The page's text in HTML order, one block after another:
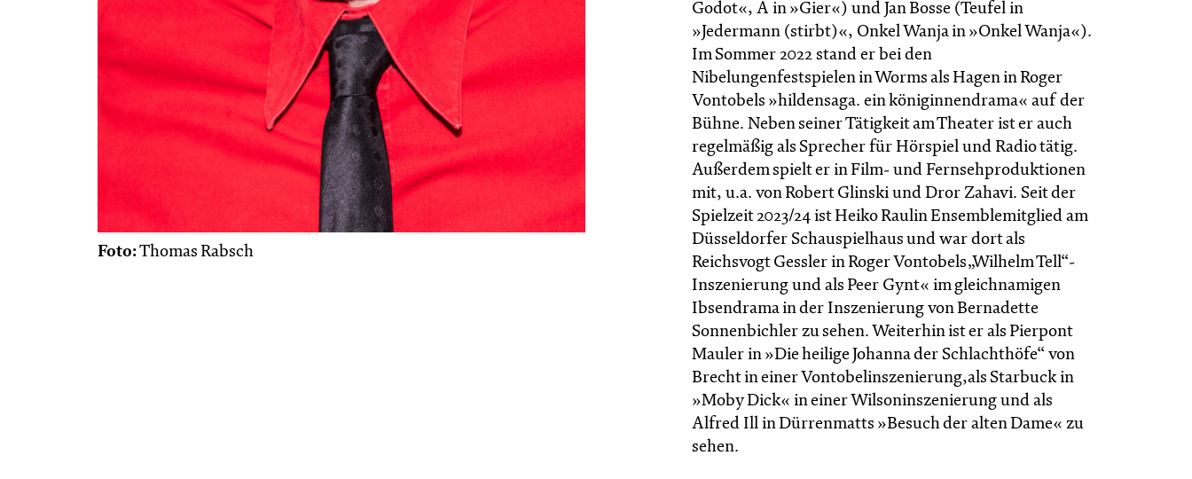
Foto:Thomas Rabsch
Godot«, A in »Gier«) und Jan Bosse (Teufel in
»Jedermann (stirbt)«, Onkel Wanja in »Onkel Wanja«).
Im Sommer 2022 stand er bei den
Nibelungenfestspielen in Worms als Hagen in Roger
Vontobels »hildensaga. ein königinnendrama« auf der
Bühne. Neben seiner Tätigkeit am Theater ist er auch
regelmäßig als Sprecher für Hörspiel und Radio tätig.
Außerdem spielt er in Film- und Fernsehproduktionen
mit, u.a. von Robert Glinski und Dror Zahavi. Seit der
Spielzeit 2023/24 ist Heiko Raulin Ensemblemitglied am
Düsseldorfer Schauspielhaus und war dort als
Reichsvogt Gessler in Roger Vontobels „Wilhelm Tell“-
Inszenierung und als Peer Gynt« im gleichnamigen
Ibsendrama in der Inszenierung von Bernadette
Sonnenbichler zu sehen. Weiterhin ist er als Pierpont
Mauler in »Die heilige Johanna der Schlachthöfe“ von
Brecht in einer Vontobelinszenierung,als Starbuck in
»Moby Dick« in einer Wilsoninszenierung und als
Alfred Ill in Dürrenmatts »Besuch der alten Dame« zu
sehen.